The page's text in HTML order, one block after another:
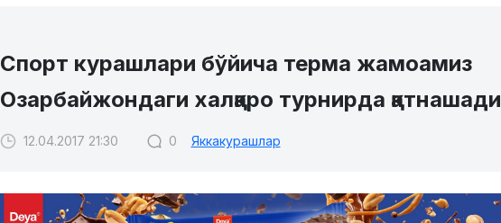
Спорт курашлари бўйича терма жамоамиз
Озарбайжондаги халқаро турнирда қатнашади
12.04.2017 21:30 0 Яккакурашлар